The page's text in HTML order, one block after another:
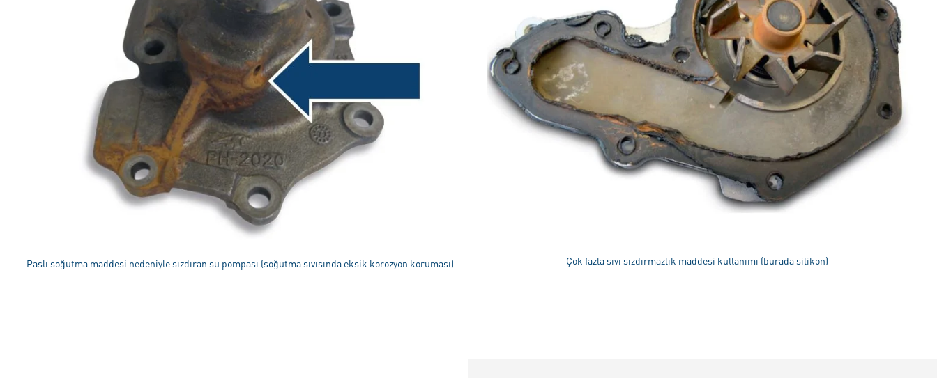
Paslı soğutma maddesi nedeniyle sızdıran su pompası (soğutma sıvısında eksik korozyon koruması) Çok fazla sıvı sızdırmazlık maddesi kullanımı (burada silikon)